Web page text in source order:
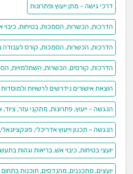
דרכי גישה - מתן ייעוץ ופתרונות
הדרכות, הכשרות, הסמכות, בטיחות, כיבוי
הדרכות, הכשרות, הסמכות, קורס לעבודה
הדרכות, קורסים, הכשרות, השתלמויות,
הוצאת אישורים נידרשים לרשויות
הנגשה - ייעוץ, פתרונות, מתקני עזר, ציוד,
הנגשה - תכנון וייעוץ אדריכלי,
יועצי בטיחות, כיבוי אש, בריאות וגהות
יועצים, מתכננים, מהנדסים, תוכנות